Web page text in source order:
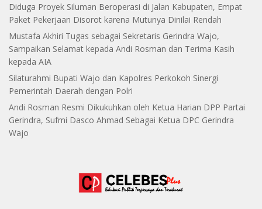
Diduga Proyek Siluman Beroperasi di Jalan Kabupaten, Empat
Paket Pekerjaan Disorot karena Mutunya Dinilai Rendah
Mustafa Akhiri Tugas sebagai Sekretaris Gerindra Wajo,
Sampaikan Selamat kepada Andi Rosman dan Terima Kasih
kepada AIA
Silaturahmi Bupati Wajo dan Kapolres Perkokoh Sinergi
Pemerintah Daerah dengan Polri
Andi Rosman Resmi Dikukuhkan oleh Ketua Harian DPP Partai
Gerindra, Sufmi Dasco Ahmad Sebagai Ketua DPC Gerindra
Wajo